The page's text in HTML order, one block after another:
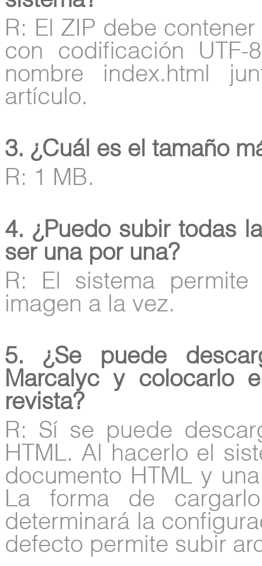
R: El ZIP debe
con codificación
nombre index.html
artículo.
3. ¿Cuál es el tamaño
R: 1 MB.
4. ¿Puedo subir todas
ser una por una?
R: El sistema
imagen a la vez.
5. ¿Se puede
Marcalyc y colocarlo
revista?
R: Sí se puede
HTML. Al hacerlo el
documento HTML y
La forma de
determinará la
defecto permite subir